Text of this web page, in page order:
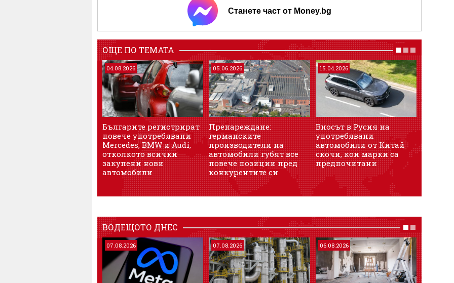
Станете част от Money.bg
ОЩЕ ПО ТЕМАТА
04.08.2026
Българите регистрират
повече употребявани
Mercedes, BMW и Audi,
отколкото всички
закупени нови
автомобили
05.06.2026
Пренареждане:
германските
производители на
автомобили губят все
повече позиции пред
конкурентите си
15.04.2026
Вносът в Русия на
употребявани
автомобили от Китай
скочи, кои марки са
предпочитани
ВОДЕЩОТО ДНЕС
07.08.2026 07.08.2026 06.08.2026